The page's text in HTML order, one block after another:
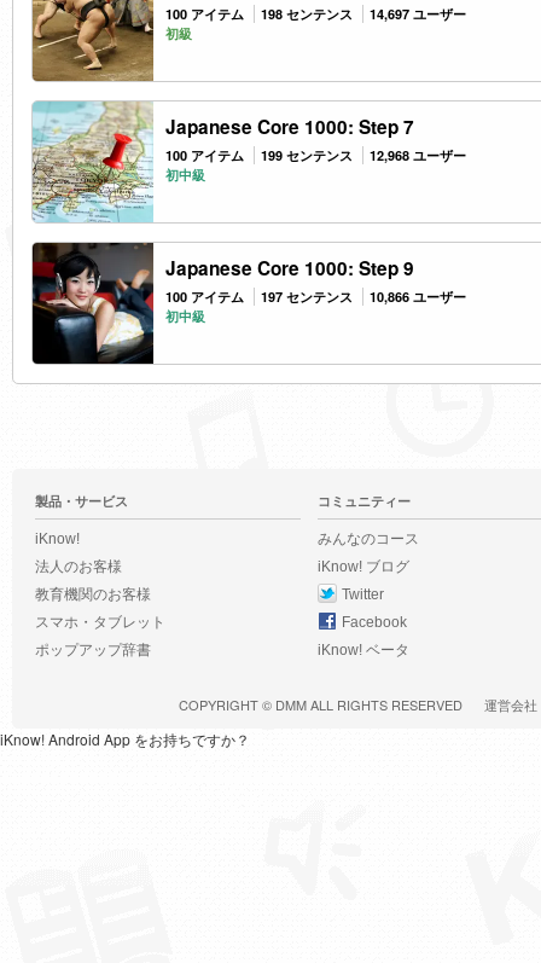
100 アイテム 198 センテンス
14,697 ユーザー
初級
Japanese Core 1000: Step 7
100 アイテム 199 センテンス
12,968 ユーザー
初中級
Japanese Core 1000: Step 9
100 アイテム 197 センテンス
10,866 ユーザー
初中級
製品・サービス
iKnow!
法人のお客様
教育機関のお客様
スマホ・タブレット
ポップアップ辞書
コミュニティー
みんなのコース
iKnow! ブログ
Twitter
Facebook
iKnow! ベータ
COPYRIGHT © DMMALL RIGHTS RESERVED 運営会社
iKnow! Android App をお持ちですか？